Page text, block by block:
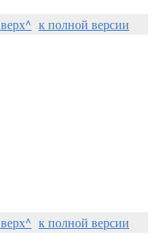
к полной версии
к полной версии